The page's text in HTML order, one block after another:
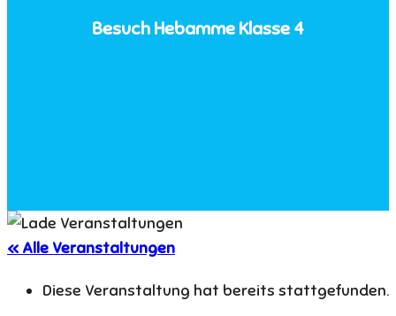
Besuch Hebamme Klasse 4
« Alle Veranstaltungen
Diese Veranstaltung hat bereits stattgefunden.